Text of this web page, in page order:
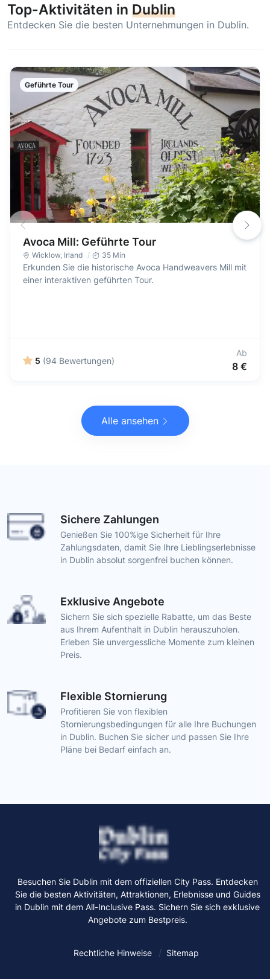
Top-Aktivitäten in Dublin
Entdecken Sie die besten Unternehmungen in Dublin.
Geführte Tour
Avoca Mill: Geführte Tour
Wicklow, Irland 35 Min
Erkunden Sie die historische Avoca Handweavers Mill mit
einer interaktiven geführten Tour.
5 (94 Bewertungen)
Ab
8 €
Alle ansehen
Sichere Zahlungen
Genießen Sie 100%ige Sicherheit für Ihre
Zahlungsdaten, damit Sie Ihre Lieblingserlebnisse
in Dublin absolut sorgenfrei buchen können.
Exklusive Angebote
Sichern Sie sich spezielle Rabatte, um das Beste
aus Ihrem Aufenthalt in Dublin herauszuholen.
Erleben Sie unvergessliche Momente zum kleinen
Preis.
Flexible Stornierung
Profitieren Sie von flexiblen
Stornierungsbedingungen für alle Ihre Buchungen
in Dublin. Buchen Sie sicher und passen Sie Ihre
Pläne bei Bedarf einfach an.
Besuchen Sie Dublin mit dem offiziellen City Pass. Entdecken
Sie die besten Aktivitäten, Attraktionen, Erlebnisse und Guides
in Dublin mit dem All-Inclusive Pass. Sichern Sie sich exklusive
Angebote zum Bestpreis.
Rechtliche Hinweise Sitemap